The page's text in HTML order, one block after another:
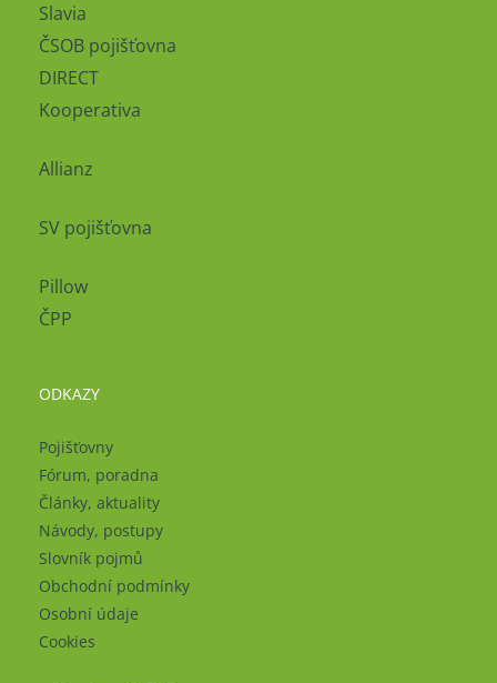
Slavia
ČSOB pojišťovna
DIRECT
Kooperativa
Allianz
SV pojišťovna
Pillow
ČPP
ODKAZY
Pojišťovny
Fórum, poradna
Články, aktuality
Návody, postupy
Slovník pojmů
Obchodní podmínky
Osobní údaje
Cookies